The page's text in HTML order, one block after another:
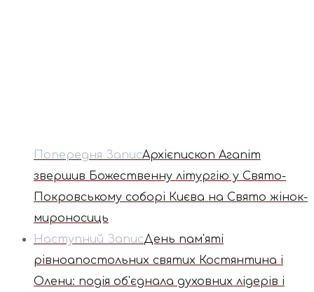
Попередня ЗаписАрхієпископ Агапіт
звершив Божественну літургію у Свято-
Покровському соборі Києва на Свято жінок-
мироносиць
Наступний ЗаписДень пам'яті
рівноапостольних святих Костянтина і
Олени: подія об'єднала духовних лідерів і